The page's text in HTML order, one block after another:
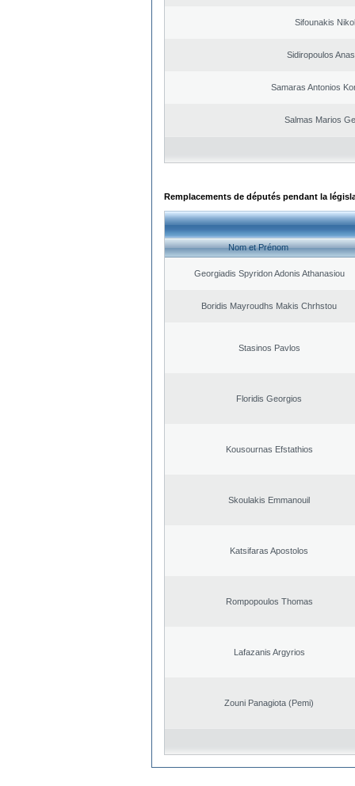
Sifounakis
Sidiropoulos
Samaras Antonios
Salmas Marios
Remplacements de députés pendant la
Nom et Prénom
Georgiadis Spyridon Adonis Athanasiou
Boridis Mayroudhs Makis Chrhstou
Stasinos Pavlos
Floridis Georgios
Kousournas Efstathios
Skoulakis Emmanouil
Katsifaras Apostolos
Rompopoulos Thomas
Lafazanis Argyrios
Zouni Panagiota (Pemi)